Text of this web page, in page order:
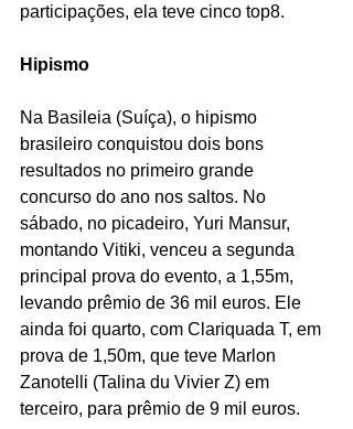
participações, ela teve cinco top8.
Hipismo
Na Basileia (Suíça), o hipismo
brasileiro conquistou dois bons
resultados no primeiro grande
concurso do ano nos saltos. No
sábado, no picadeiro, Yuri Mansur,
montando Vitiki, venceu a segunda
principal prova do evento, a 1,55m,
levando prêmio de 36 mil euros. Ele
ainda foi quarto, com Clariquada T, em
prova de 1,50m, que teve Marlon
Zanotelli (Talina du Vivier Z) em
terceiro, para prêmio de 9 mil euros.